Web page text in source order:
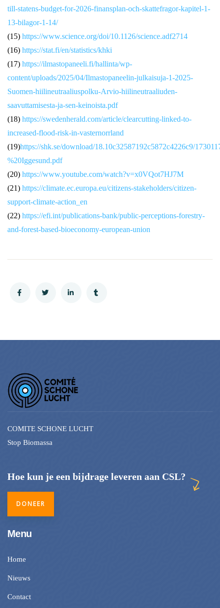
till-statens-budget-for-2026-finansplan-och-skattefragor-kapitel-1-
13-bilagor-1-14/
(15) https://www.science.org/doi/10.1126/science.adf2714
(16) https://stat.fi/en/statistics/khki
(17) https://ilmastopaneeli.fi/hallinta/wp-
content/uploads/2025/04/Ilmastopaneelin-julkaisuja-1-2025-
Suomen-hiilineutraaliuspolku-Arvio-hiilineutraaliuden-
saavuttamisesta-ja-sen-keinoista.pdf
(18) https://swedenherald.com/article/clearcutting-linked-to-
increased-flood-risk-in-vasternorrland
(19)https://shk.se/download/18.10c32587192c5872c4226c9/
%20Iggesund.pdf
(20) https://www.youtube.com/watch?v=x0VQot7HJ7M
(21) https://climate.ec.europa.eu/citizens-stakeholders/citizen-
support-climate-action_en
(22) https://efi.int/publications-bank/public-perceptions-forestry-
and-forest-based-bioeconomy-european-union
COMITE SCHONE LUCHT
Stop Biomassa
Hoe kun je een bijdrage leveren aan CSL?
DONEER
Menu
Home
Nieuws
Contact